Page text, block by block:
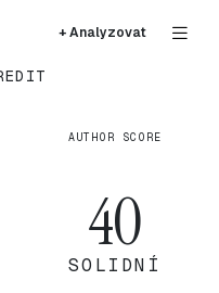
+ Analyzovat
AUTHOR SCORE
40
SOLIDNÍ